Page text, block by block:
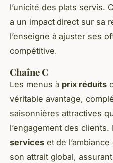
l’unicité des plats servis.
a un impact direct sur sa
l’enseigne à ajuster ses
compétitive.
Chaîne C
Les menus à prix réduits
véritable avantage,
saisonnières attractives
l’engagement des clients.
services et de
son attrait global,